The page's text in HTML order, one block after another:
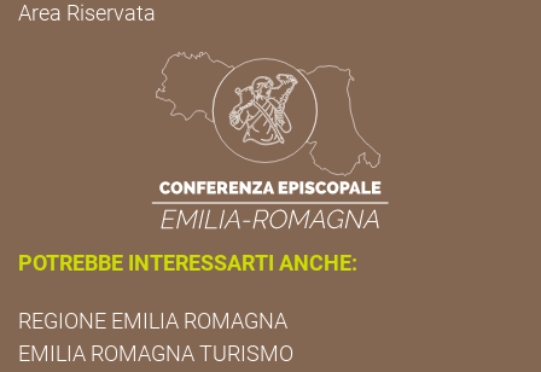
Area Riservata
POTREBBE INTERESSARTI ANCHE:
REGIONE EMILIA ROMAGNA
EMILIA ROMAGNA TURISMO